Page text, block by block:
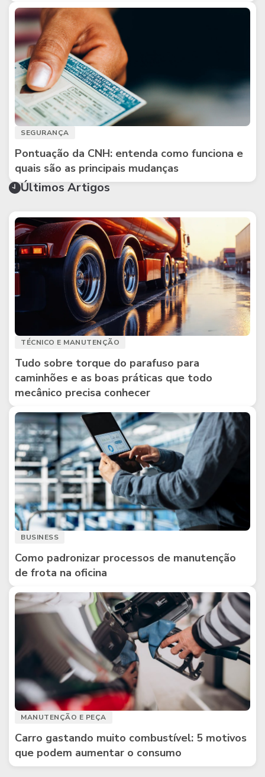
SEGURANÇA
Pontuação da CNH: entenda como funciona e
quais são as principais mudanças
Últimos Artigos
TÉCNICO E MANUTENÇÃO
Tudo sobre torque do parafuso para
caminhões e as boas práticas que todo
mecânico precisa conhecer
BUSINESS
Como padronizar processos de manutenção
de frota na oficina
MANUTENÇÃO E PEÇA
Carro gastando muito combustível: 5 motivos
que podem aumentar o consumo